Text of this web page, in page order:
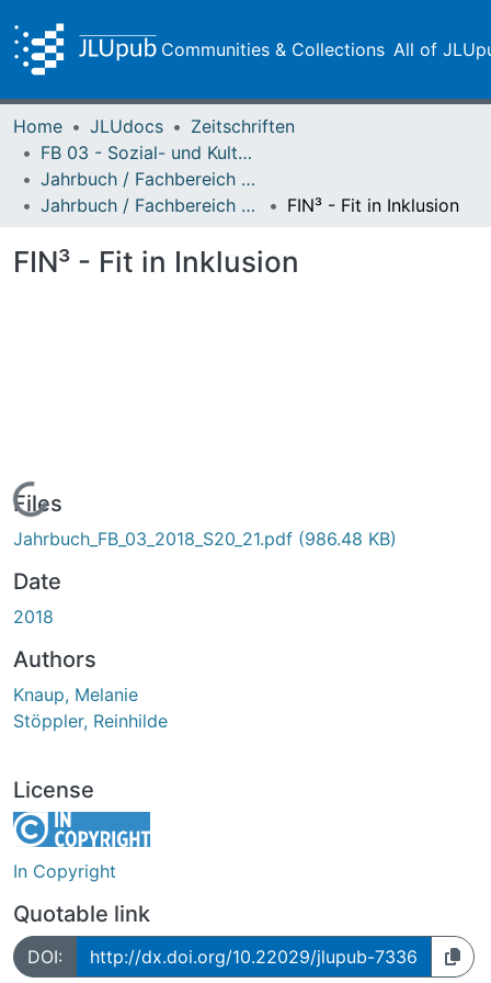
Communities & Collections All of
Home JLUdocs
Zeitschriften
FB 03 - Sozial- und Kulturwissenschaften
Jahrbuch / Fachbereich 03, Justus-Liebig-Universität Gießen
Jahrbuch / Fachbereich 03 - 2018
FIN³ - Fit in Inklusion
FIN³ - Fit in Inklusion
Loading...
Files
Jahrbuch_FB_03_2018_S20_21.pdf (986.48 KB)
Date
2018
Authors
Knaup, Melanie
Stöppler, Reinhilde
License
In Copyright
Quotable link
DOI: http://dx.doi.org/10.22029/jlupub-7336